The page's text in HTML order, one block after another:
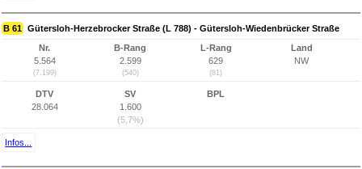
B 61 Gütersloh-Herzebrocker Straße (L 788) - Gütersloh-Wiedenbrücker Straße
Nr.
5.564
(7.199)
B-Rang
2.599
(540)
L-Rang
629
(81)
Land
NW
DTV
28.064
SV
1.600
(5,7%)
BPL
Infos...